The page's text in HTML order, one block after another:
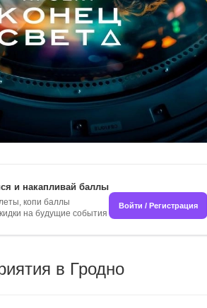
и накапливай баллы
копи баллы
на будущие события
Войти / Регистрация
в Гродно